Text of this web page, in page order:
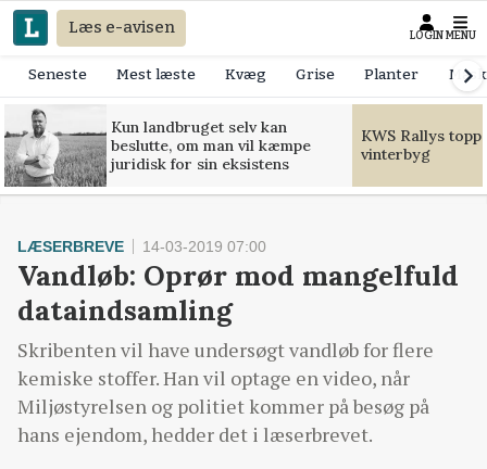
Læs e-avisen LOGIN MENU
Seneste Mest læste Kvæg Grise Planter
Kun landbruget selv kan
beslutte, om man vil kæmpe
juridisk for sin eksistens
KWS Rallys
vinterbyg
LÆSERBREVE 14-03-2019 07:00
Vandløb: Oprør mod mangelfuld
dataindsamling
Skribenten vil have undersøgt vandløb for flere
kemiske stoffer. Han vil optage en video, når
Miljøstyrelsen og politiet kommer på besøg på
hans ejendom, hedder det i læserbrevet.